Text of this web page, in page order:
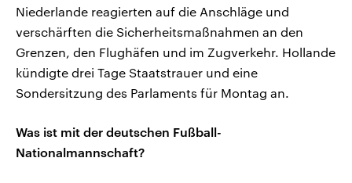
Niederlande reagierten auf die Anschläge und
verschärften die Sicherheitsmaßnahmen an den
Grenzen, den Flughäfen und im Zugverkehr. Hollande
kündigte drei Tage Staatstrauer und eine
Sondersitzung des Parlaments für Montag an.
Was ist mit der deutschen Fußball-
Nationalmannschaft?